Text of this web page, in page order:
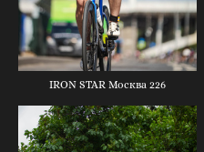
IRON STAR Москва 226